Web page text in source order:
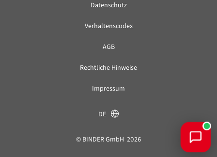
© BINDER GmbH 2026
Datenschutz
Verhaltenscodex
AGB
Rechtliche Hinweise
Impressum
DE
Programmfunktionen? Ich helfe Ihnen,
finden.